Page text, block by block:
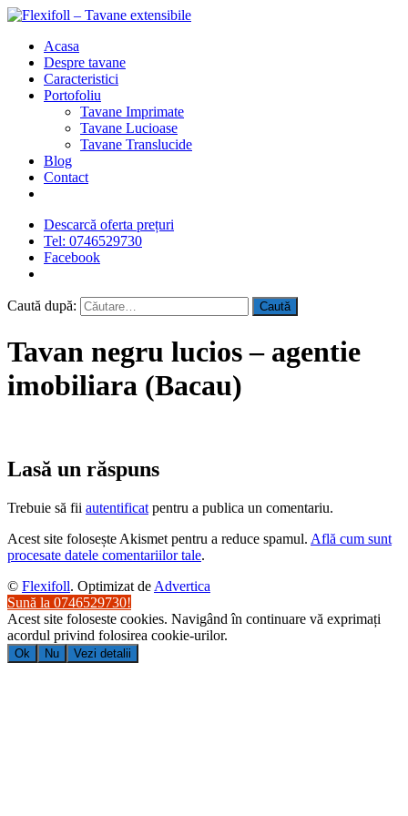
Acasa
Despre tavane
Caracteristici
Portofoliu
Tavane Imprimate
Tavane Lucioase
Tavane Translucide
Blog
Contact
Descarcă oferta prețuri
Tel: 0746529730
Facebook
Caută după:
Tavan negru lucios – agentie
imobiliara (Bacau)
Lasă un răspuns
Trebuie să fii autentificat pentru a publica un comentariu.
Acest site folosește Akismet pentru a reduce spamul. Află cum sunt
procesate datele comentariilor tale.
© Flexifoll. Optimizat de Advertica
Sună la 0746529730!
Acest site foloseste cookies. Navigând în continuare vă exprimați
acordul privind folosirea cookie-urilor.
Ok Nu Vezi detalii